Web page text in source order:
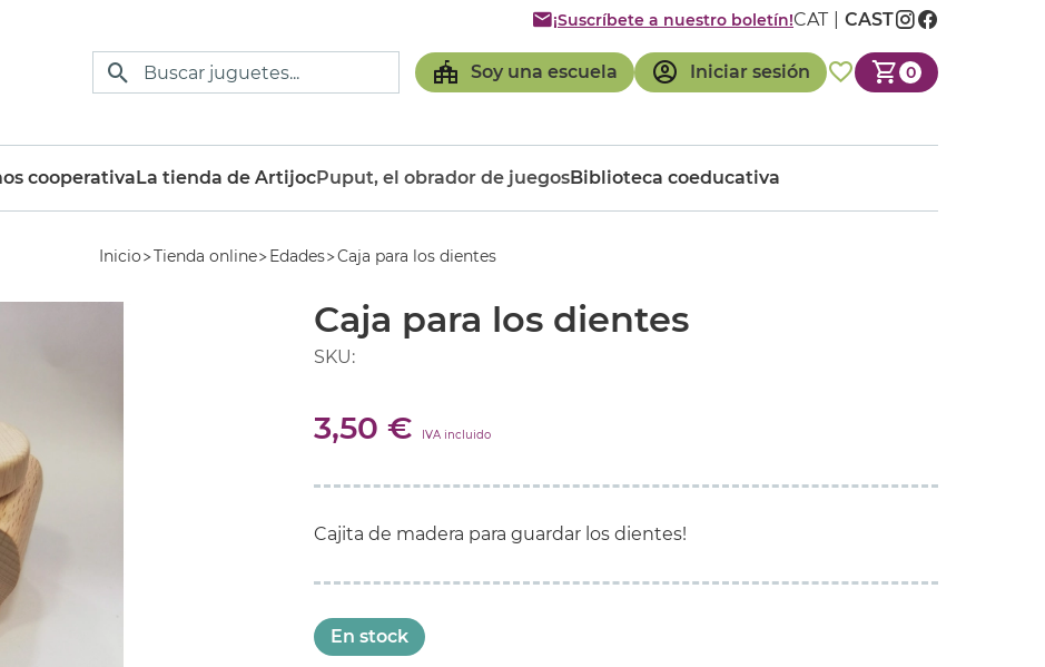
Soy una escuela Iniciar sesión 0
¡Suscríbete a nuestro boletín!CAT CAST
cooperativaLa tienda de ArtijocPuput, el obrador de juegosBiblioteca coeducativa
Inicio Tienda online Edades Caja para los dientes
Caja para los dientes
SKU:
3,50 € IVA incluido
Cajita de madera para guardar los dientes!
En stock